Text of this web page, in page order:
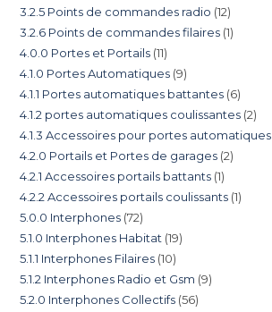
3.2.5 Points de commandes radio 12
3.2.6 Points de commandes filaires 1
4.0.0 Portes et Portails 11
4.1.0 Portes Automatiques 9
4.1.1 Portes automatiques battantes 6
4.1.2 portes automatiques coulissantes 2
4.1.3 Accessoires pour portes automatiques
4.2.0 Portails et Portes de garages 2
4.2.1 Accessoires portails battants 1
4.2.2 Accessoires portails coulissants 1
5.0.0 Interphones 72
5.1.0 Interphones Habitat 19
5.1.1 Interphones Filaires 10
5.1.2 Interphones Radio et Gsm 9
5.2.0 Interphones Collectifs 56